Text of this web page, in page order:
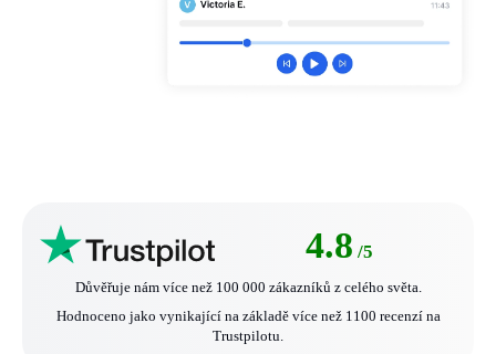
4.8 /5
Důvěřuje nám více než 100 000 zákazníků z celého světa.
Hodnoceno jako vynikající na základě více než 1100 recenzí na
Trustpilotu.